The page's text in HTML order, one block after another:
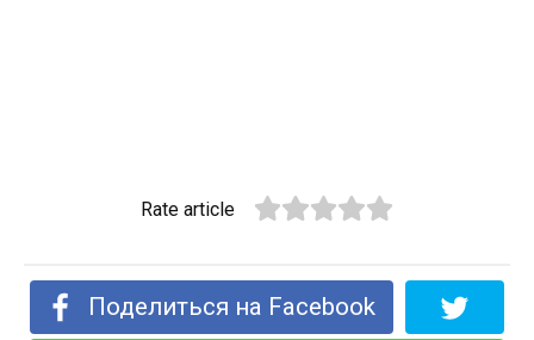
Rate article
Поделиться на Facebook